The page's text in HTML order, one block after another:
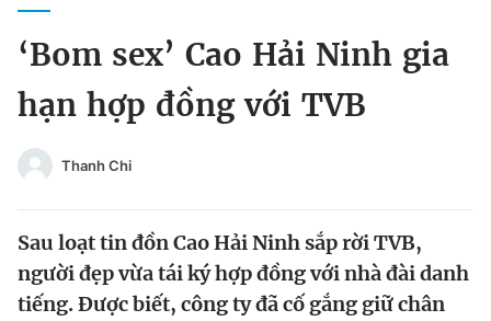
Chào ngày mới
Tin thị trường Tin 360
Video Magazine
Đổi mật khẩu
Tin đã lưu
‘Bom sex’ Cao Hải Ninh gia
hạn hợp đồng với TVB
Thanh Chi
Sau loạt tin đồn Cao Hải Ninh sắp rời TVB,
người đẹp vừa tái ký hợp đồng với nhà đài danh
tiếng. Được biết, công ty đã cố gắng giữ chân